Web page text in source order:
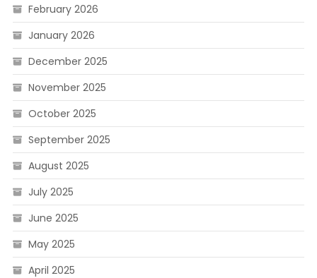
February 2026
January 2026
December 2025
November 2025
October 2025
September 2025
August 2025
July 2025
June 2025
May 2025
April 2025